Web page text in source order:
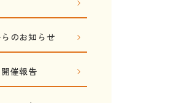
のお知らせ
催報告